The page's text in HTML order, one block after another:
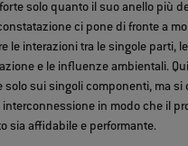
solo quanto il suo anello più
ci pone di fronte a
le interazioni tra le singole parti,
e le influenze ambientali.
solo sui singoli componenti, ma si
interconnessione in modo che il
sia affidabile e performante.